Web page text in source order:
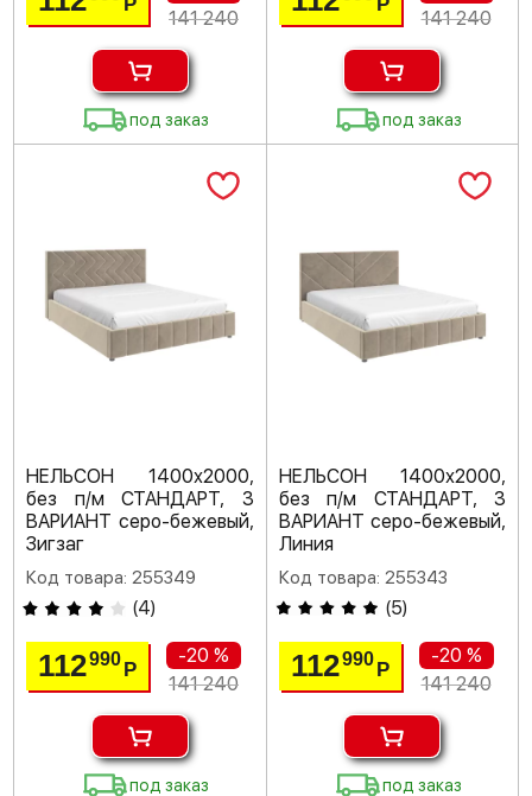
141 240
под заказ
141 240
под заказ
НЕЛЬСОН 1400х2000,
без п/м СТАНДАРТ, 3
ВАРИАНТ серо-бежевый,
Зигзаг
Код товара: 255349
(4)
112990Р
-20 %
141 240
под заказ
НЕЛЬСОН 1400х2000,
без п/м СТАНДАРТ, 3
ВАРИАНТ серо-бежевый,
Линия
Код товара: 255343
(5)
112990 Р
-20 %
141 240
под заказ